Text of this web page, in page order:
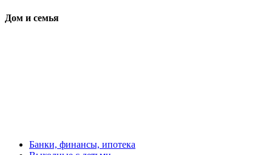
Дом и семья
Банки, финансы, ипотека